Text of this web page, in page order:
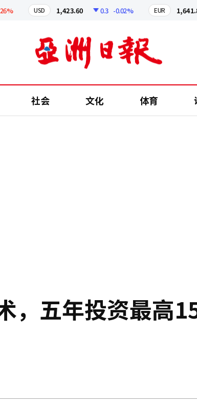
USD 1,423.60 0.3 -0.02% EUR 1,641.84
社会 文化 体育
，五年投资最高